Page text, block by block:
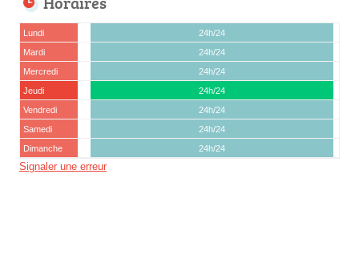
Lundi
24h/24
Mardi
24h/24
Mercredi
24h/24
Jeudi
24h/24
Vendredi
24h/24
Samedi
24h/24
Dimanche
24h/24
Signaler une erreur